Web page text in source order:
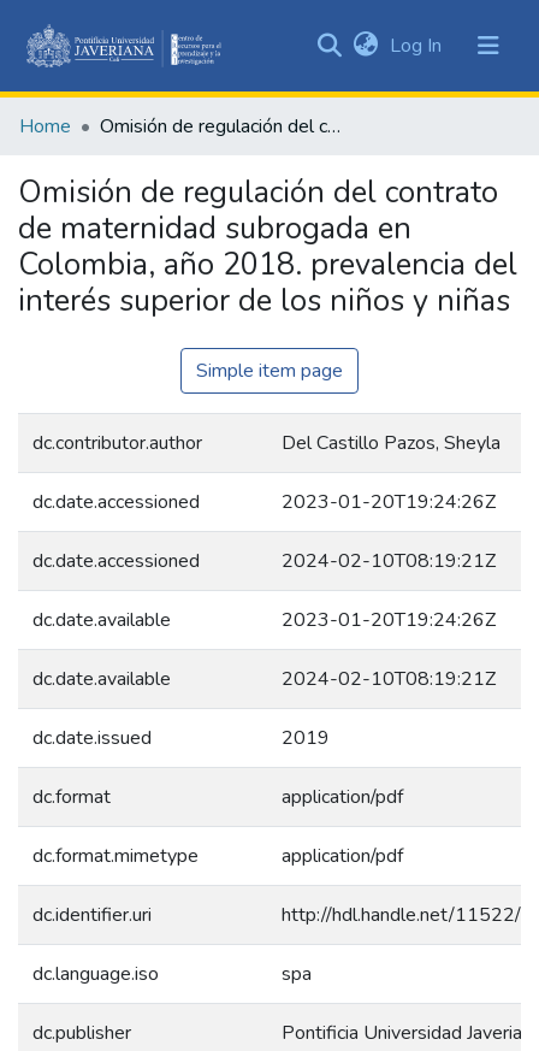
&
Collections
All of DSpace
Statistics
Log In (current)
Home Omisión de regulación del contrato de maternidad subrogada en Colombia, año 2018. prevalencia del interés superior de los niños y niñas
Omisión de regulación del contrato
de maternidad subrogada en
Colombia, año 2018. prevalencia del
interés superior de los niños y niñas
Simple item page
dc.contributor.author Del Castillo Pazos, Sheyla
dc.date.accessioned 2023-01-20T19:24:26Z
dc.date.accessioned 2024-02-10T08:19:21Z
dc.date.available 2023-01-20T19:24:26Z
dc.date.available 2024-02-10T08:19:21Z
dc.date.issued 2019
dc.format application/pdf
dc.format.mimetype application/pdf
dc.identifier.uri http://hdl.handle.net/11522/
dc.language.iso spa
dc.publisher Pontificia Universidad